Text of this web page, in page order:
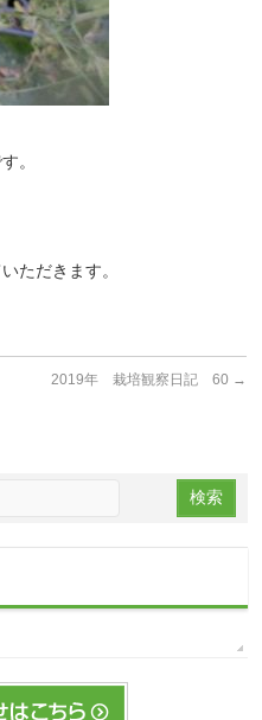
。
ただきます。
2019年 栽培観察日記 60 →